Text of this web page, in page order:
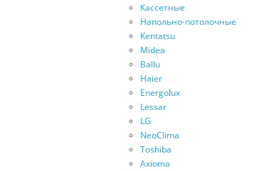
Кассетные
Напольно-потолочные
Kentatsu
Midea
Ballu
Haier
Energolux
Lessar
LG
NeoClima
Toshiba
Axioma